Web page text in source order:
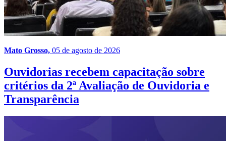
Mato Grosso, 05 de agosto de 2026
Ouvidorias recebem capacitação sobre
critérios da 2ª Avaliação de Ouvidoria e
Transparência